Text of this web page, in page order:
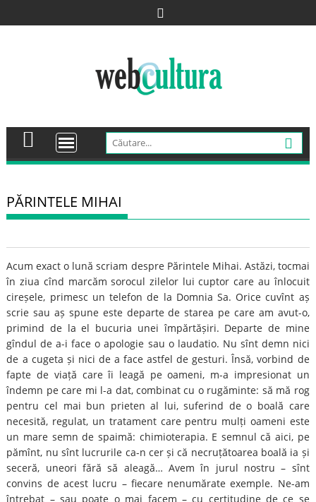
to
PĂRINTELE MIHAI
Acum exact o lună scriam despre Părintele Mihai. Astăzi, tocmai
în ziua cînd marcăm sorocul zilelor lui cuptor care au înlocuit
cireșele, primesc un telefon de la Domnia Sa. Orice cuvînt aș
scrie sau aș spune este departe de starea pe care am avut-o,
primind de la el bucuria unei împărtășiri. Departe de mine
gîndul de a-i face o apologie sau o laudatio. Nu sînt demn nici
de a cugeta și nici de a face astfel de gesturi. Însă, vorbind de
fapte de viață care îi leagă pe oameni, m-a impresionat un
îndemn pe care mi l-a dat, combinat cu o rugăminte: să mă rog
pentru cel mai bun prieten al lui, suferind de o boală care
necesită, regulat, un tratament care pentru mulți oameni este
un mare semn de spaimă: chimioterapia. E semnul că aici, pe
pămînt, nu sînt lucrurile ca-n cer și că necruțătoarea boală ia și
seceră, uneori fără să aleagă… Avem în jurul nostru – sînt
convins de acest lucru – fiecare nenumărate exemple. Ne-am
întrebat – sau poate o mai facem – cu certitudine de ce se